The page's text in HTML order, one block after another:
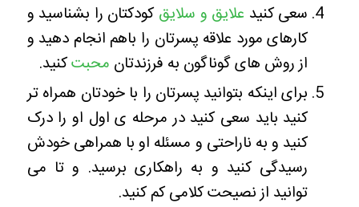
سعی کنید علایق و سلایقکودکتان را بشناسید و
کارهای مورد علاقه پسرتان را باهم انجام دهید و
از روش های گوناگون به فرزندتان محبتکنید.
برای اینکه بتوانید پسرتان را با خودتان همراه تر
کنید باید سعی کنید در مرحله ی اول او را درک
کنید و به ناراحتی و مسئله او با همراهی خودش
رسیدگی کنید و به راهکاری برسید. و تا می
توانید از نصیحت کلامی کم کنید.